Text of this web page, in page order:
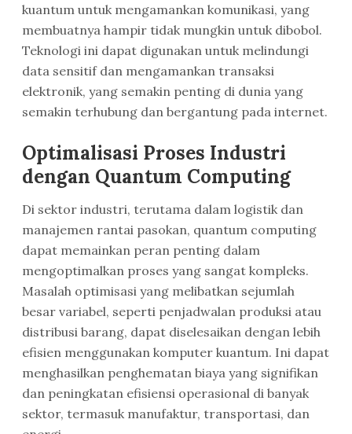
kuantum untuk mengamankan komunikasi, yang
membuatnya hampir tidak mungkin untuk dibobol.
Teknologi ini dapat digunakan untuk melindungi
data sensitif dan mengamankan transaksi
elektronik, yang semakin penting di dunia yang
semakin terhubung dan bergantung pada internet.
Optimalisasi Proses Industri
dengan Quantum Computing
Di sektor industri, terutama dalam logistik dan
manajemen rantai pasokan, quantum computing
dapat memainkan peran penting dalam
mengoptimalkan proses yang sangat kompleks.
Masalah optimisasi yang melibatkan sejumlah
besar variabel, seperti penjadwalan produksi atau
distribusi barang, dapat diselesaikan dengan lebih
efisien menggunakan komputer kuantum. Ini dapat
menghasilkan penghematan biaya yang signifikan
dan peningkatan efisiensi operasional di banyak
sektor, termasuk manufaktur, transportasi, dan